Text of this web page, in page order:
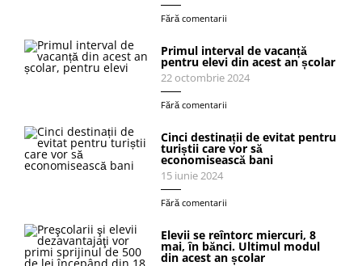
Fără comentarii
Primul interval de vacanță
pentru elevi din acest an școlar
22 octombrie 2024
Fără comentarii
Cinci destinații de evitat pentru
turiștii care vor să
economisească bani
15 iunie 2024
Fără comentarii
Elevii se reîntorc miercuri, 8
mai, în bănci. Ultimul modul
din acest an școlar